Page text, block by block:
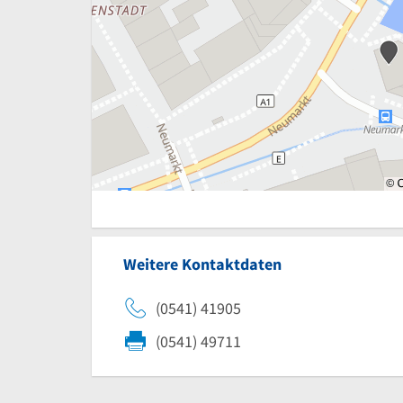
Weitere Kontaktdaten
(0541) 41905
(0541) 49711